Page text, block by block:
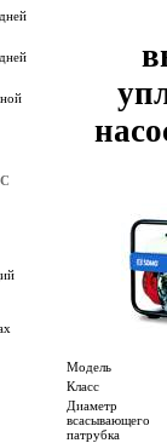
Модель
Класс
Диаметр
всасывающего
патрубка